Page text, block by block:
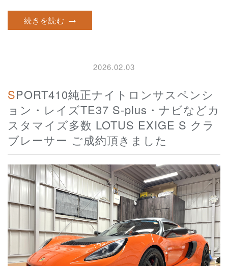
続きを読む
2026.02.03
SPORT410純正ナイトロンサスペンシ
ョン・レイズTE37 S-plus・ナビなどカ
スタマイズ多数 LOTUS EXIGE S クラ
ブレーサー ご成約頂きました